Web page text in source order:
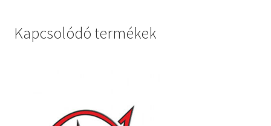
Kapcsolódó termékek